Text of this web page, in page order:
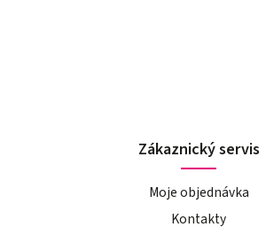
Zákaznický servis
Moje objednávka
Kontakty